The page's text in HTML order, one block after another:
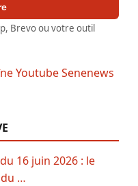
Brevo ou votre outil
16 juin 2026 : le
…